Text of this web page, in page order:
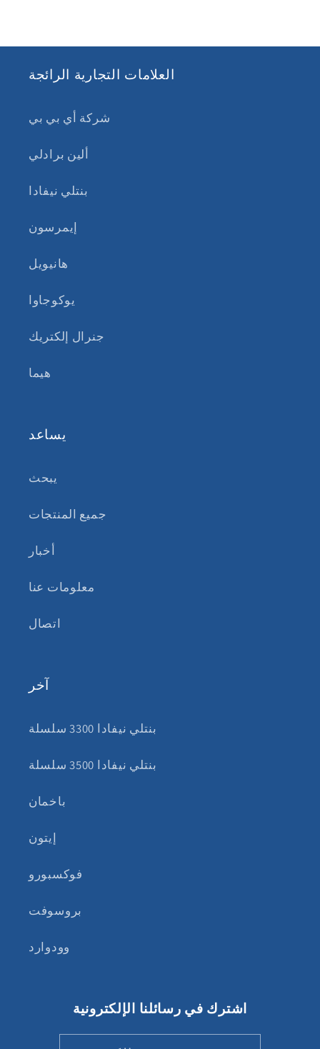
العلامات التجارية الرائجة
شركة أي بي بي
ألين برادلي
بنتلي نيفادا
إيمرسون
هانيويل
يوكوجاوا
جنرال إلكتريك
هيما
يساعد
يبحث
جميع المنتجات
أخبار
معلومات عنا
اتصال
آخر
بنتلي نيفادا 3300 سلسلة
بنتلي نيفادا 3500 سلسلة
باخمان
إيتون
فوكسبورو
بروسوفت
وودوارد
اشترك في رسائلنا الإلكترونية